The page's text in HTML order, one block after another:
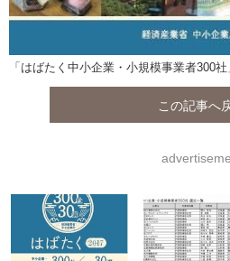
「はばたく中小企業・小規模事業者300
この記事へ